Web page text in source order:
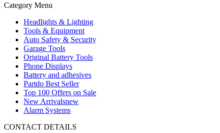
Category Menu
Headlights & Lighting
Tools & Equipment
Auto Safety & Security
Garage Tools
Original Battery Tools
Phone Displays
Battery and adhesives
Partdo Best Seller
Top 100 Offers on Sale
New Arrivalsnew
Alarm Systems
CONTACT DETAILS